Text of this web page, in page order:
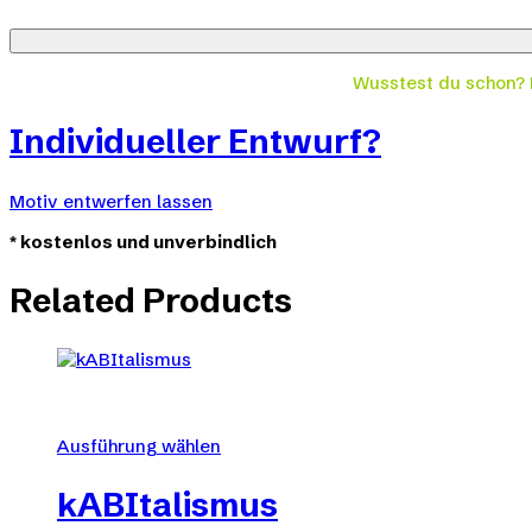
Wusstest du schon?
Individueller Entwurf?
Motiv entwerfen lassen
* kostenlos und unverbindlich
Related Products
Ausführung wählen
Produkt
weist
kABItalismus